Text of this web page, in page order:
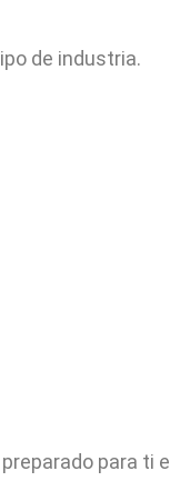
de industria.
para ti